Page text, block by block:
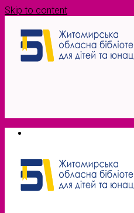
Skip to content